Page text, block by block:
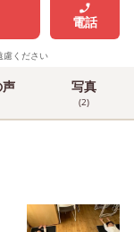
電話
慮ください
写真
(2)